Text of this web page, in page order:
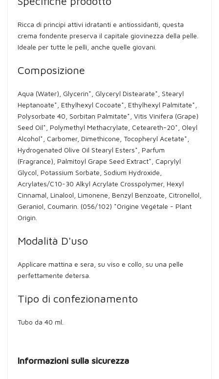
Ricca di principi attivi idratanti e antiossidanti, questa
crema fondente preserva il capitale giovinezza della pelle.
Ideale per tutte le pelli, anche quelle giovani.
Composizione
Aqua (Water), Glycerin*, Glyceryl Distearate*, Stearyl
Heptanoate*, Ethylhexyl Cocoate*, Ethylhexyl Palmitate*,
Polysorbate 40, Sorbitan Palmitate*, Vitis Vinifera (Grape)
Seed Oil*, Polymethyl Methacrylate, Ceteareth-20*, Oleyl
Alcohol*, Carbomer, Dimethicone, Tocopheryl Acetate*,
Hydrogenated Olive Oil Stearyl Esters*, Parfum
(Fragrance), Palmitoyl Grape Seed Extract*, Caprylyl
Glycol, Potassium Sorbate, Sodium Hydroxide,
Acrylates/C10-30 Alkyl Acrylate Crosspolymer, Hexyl
Cinnamal, Linalool, Limonene, Benzyl Benzoate, Citronellol,
Geraniol, Coumarin. (056/102) *Origine Végétale - Plant
Origin.
Modalità D'uso
Applicare mattina e sera, su viso e collo, su una pelle
perfettamente detersa.
Tipo di confezionamento
Tubo da 40 ml.
Informazioni sulla sicurezza